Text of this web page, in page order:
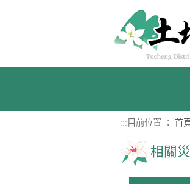
::: 目前位置 ： 首頁
相關